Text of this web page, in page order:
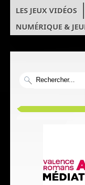
LES JEUX VIDÉOS
NUMÉRIQUE &